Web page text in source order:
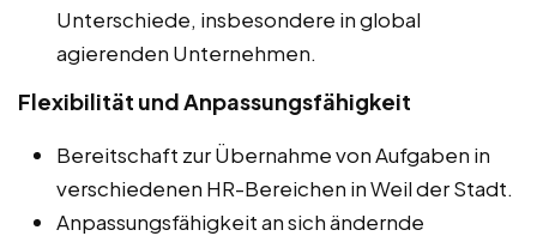
Unterschiede, insbesondere in global
agierenden Unternehmen.
Flexibilität und Anpassungsfähigkeit
Bereitschaft zur Übernahme von Aufgaben in
verschiedenen HR-Bereichen in Weil der Stadt.
Anpassungsfähigkeit an sich ändernde